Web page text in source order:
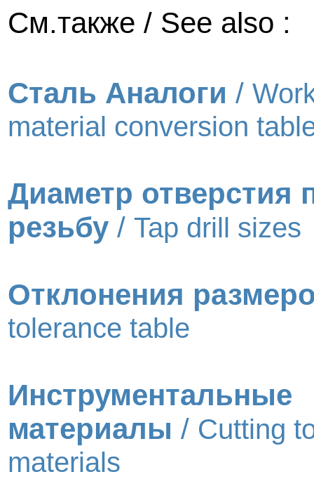
См.также / See also :
Сталь Аналоги /
material conversion
Диаметр отверстия
резьбу / Tap drill sizes
Отклонения
tolerance table
Инструментальные
материалы / Cutting
materials